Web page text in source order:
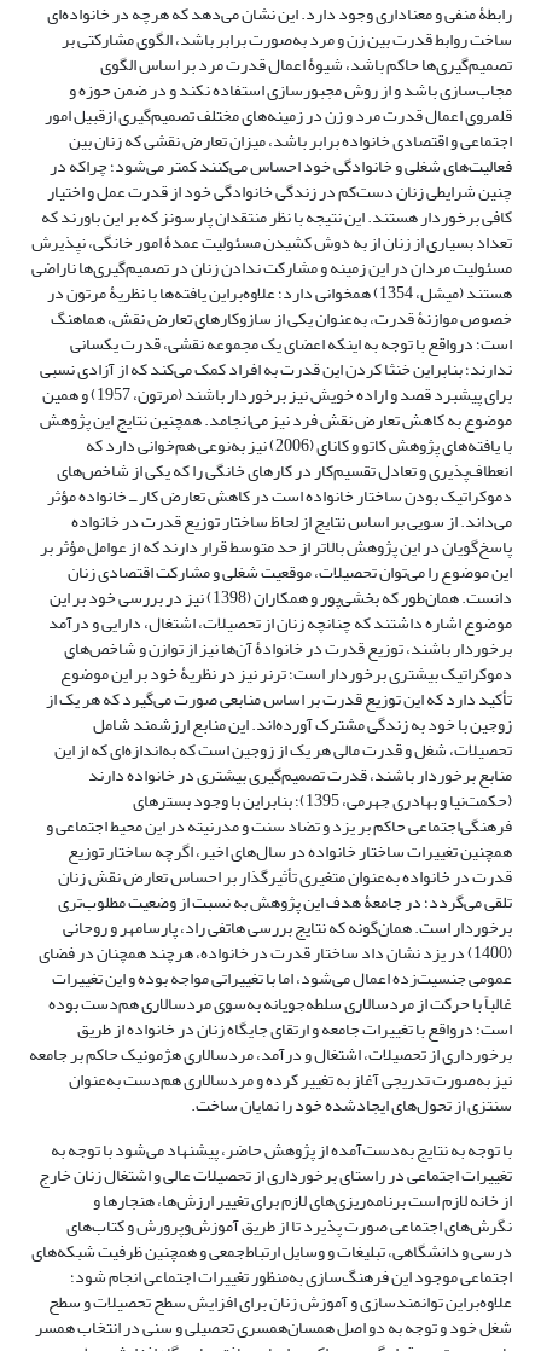
رابطۀ منفی و معناداری وجود دارد. این نشان می‌دهد که هرچه در خانواده‌ای
ساخت روابط قدرت بین زن و مرد به‌صورت برابر باشد، الگوی مشارکتی بر
تصمیم‌گیری‌ها حاکم باشد، شیوۀ اعمال قدرت مرد بر اساس الگوی
مجاب‌سازی باشد و از روش مجبورسازی استفاده نکند و در ضمن حوزه و
قلمروی اعمال قدرت مرد و زن در زمینه‌های مختلف تصمیم‌گیری ازقبیل امور
اجتماعی و اقتصادی خانواده برابر باشد، میزان تعارض نقشی که زنان بین
فعالیت‌های شغلی و خانوادگی خود احساس می‌کنند کمتر می‌شود؛ چراکه در
چنین شرایطی زنان دست‌کم در زندگی خانوادگی خود از قدرت عمل و اختیار
کافی برخوردار هستند. این نتیجه با نظر منتقدان پارسونز که بر این باورند که
تعداد بسیاری از زنان از به دوش کشیدن مسئولیت عمدۀ امور خانگی، نپذیرش
مسئولیت مردان در این زمینه و مشارکت ندادن زنان در تصمیم‌گیری‌ها ناراضی
هستند (میشل، 1354) همخوانی دارد؛ علاوه‌براین یافته‌ها با نظریۀ مرتون در
خصوص موازنۀ قدرت، به‌عنوان یکی از سازوکارهای تعارض نقش، هماهنگ
است؛ درواقع با توجه به اینکه اعضای یک مجموعه نقشی، قدرت یکسانی
ندارند؛ بنابراین خنثا کردن این قدرت به افراد کمک می‌کند که از آزادی نسبی
برای پیشبرد قصد و اراده خویش نیز برخوردار باشند (مرتون، 1957) و همین
موضوع به کاهش تعارض نقش فرد نیز می‌انجامد. همچنین نتایج این پژوهش
با یافته‌های پژوهش کاتو و کانای (2006) نیز به‌نوعی هم‌خوانی دارد که
انعطاف‌پذیری و تعادل تقسیم‌کار در کارهای خانگی را که یکی از شاخص‌های
دموکراتیک بودن ساختار خانواده است در کاهش تعارض کار ــ خانواده مؤثر
می‌داند. از سویی بر اساس نتایج از لحاظ ساختار توزیع قدرت در خانواده
پاسخ‌گویان در این پژوهش بالاتر از حد متوسط قرار دارند که از عوامل مؤثر بر
این موضوع را می‌توان تحصیلات، موقعیت شغلی و مشارکت اقتصادی زنان
دانست. همان‌طور که بخشی‌پور و همکاران (1398) نیز در بررسی خود بر این
موضوع اشاره داشتند که چنانچه زنان از تحصیلات، اشتغال، دارایی و درآمد
برخوردار باشند، توزیع قدرت در خانوادۀ آن‌ها نیز از توازن و شاخص‌های
دموکراتیک بیشتری برخوردار است؛ ترنر نیز در نظریۀ خود بر این موضوع
تأکید دارد که این توزیع قدرت بر اساس منابعی صورت می‌گیرد که هر یک از
زوجین با خود به زندگی مشترک آورده‌اند. این منابع ارزشمند شامل
تحصیلات، شغل و قدرت مالی هر یک از زوجین است که به‌اندازه‌ای که از این
منابع برخوردار باشند، قدرت تصمیم‌گیری بیشتری در خانواده دارند‌
(حکمت‌نیا و بهادری جهرمی، 1395)؛ بنابراین با وجود بسترهای
فرهنگی‌اجتماعی حاکم بر یزد و تضاد سنت و مدرنیته در این محیط اجتماعی و
همچنین تغییرات ساختار خانواده در سال‌های اخیر، اگرچه ساختار توزیع
قدرت در خانواده به‌عنوان متغیری تأثیرگذار بر احساس تعارض نقش زنان
تلقی می‌گردد؛ در جامعۀ هدف این پژوهش به نسبت از وضعیت مطلوب‌تری
برخوردار است. همان‌گونه که نتایج بررسی هاتفی راد، پارسامهر و روحانی
(1400) در یزد نشان داد ساختار قدرت در خانواده، هرچند همچنان در فضای
عمومی جنسیت‌زده اعمال می‌شود، اما با تغییراتی مواجه بوده و این تغییرات
غالباً با حرکت از مردسالاری سلطه‌جویانه به‌سوی مردسالاری هم‌دست بوده
است؛ درواقع با تغییرات جامعه و ارتقای جایگاه زنان در خانواده از طریق
برخورداری از تحصیلات، اشتغال و درآمد، مردسالاری هژمونیک حاکم بر جامعه
نیز به‌صورت تدریجی آغاز به تغییر کرده و مردسالاری هم‌دست به‌عنوان
سنتزی از تحول‌های ایجادشده خود را نمایان ساخت.
با توجه به نتایج به‌دست‌آمده از پژوهش حاضر، پیشنهاد می‌‌شود با توجه به
تغییرات اجتماعی در راستای برخورداری از تحصیلات عالی و اشتغال زنان خارج
از خانه لازم است برنامه‌ریزی‌های لازم برای تغییر ارزش‌ها، هنجارها و
نگرش‌های اجتماعی صورت پذیرد تا از طریق آموزش‌وپرورش و کتاب‌های
درسی و دانشگاهی، تبلیغات و وسایل ارتباط‌جمعی و همچنین ظرفیت شبکه‌های
اجتماعی موجود این فرهنگ‌سازی به‌منظور تغییرات اجتماعی انجام شود؛
علاوه‌براین توانمندسازی و آموزش زنان برای افزایش سطح تحصیلات و سطح
شغل خود و توجه به دو اصل همسان‌همسری تحصیلی و سنی در انتخاب همسر